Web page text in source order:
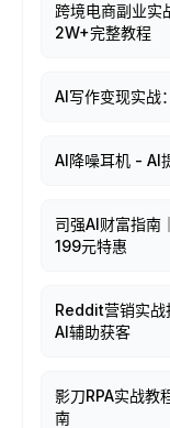
跨境电商副业
2W+完整教程
AI写作变现实战
AI降噪耳机 - AI
司强AI财富指南
199元特惠
Reddit营销实战
AI辅助获客
影刀RPA实战教
南